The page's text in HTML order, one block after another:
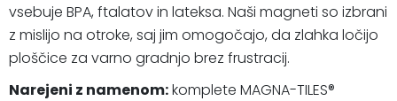
vsebuje BPA, ftalatov in lateksa. Naši magneti so izbrani
z mislijo na otroke, saj jim omogočajo, da zlahka ločijo
ploščice za varno gradnjo brez frustracij.
Narejeni z namenom:komplete MAGNA-TILES®